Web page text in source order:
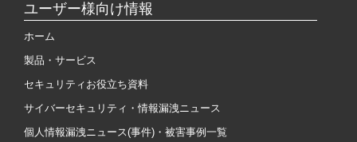
ユーザー様向け情報
ホーム
製品・サービス
セキュリティお役立ち資料
サイバーセキュリティ・情報漏洩ニュース
個人情報漏洩ニュース(事件)・被害事例一覧